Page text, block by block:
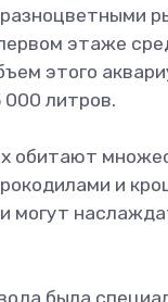
этаже
этого
000 литров.
обитают
и
могут